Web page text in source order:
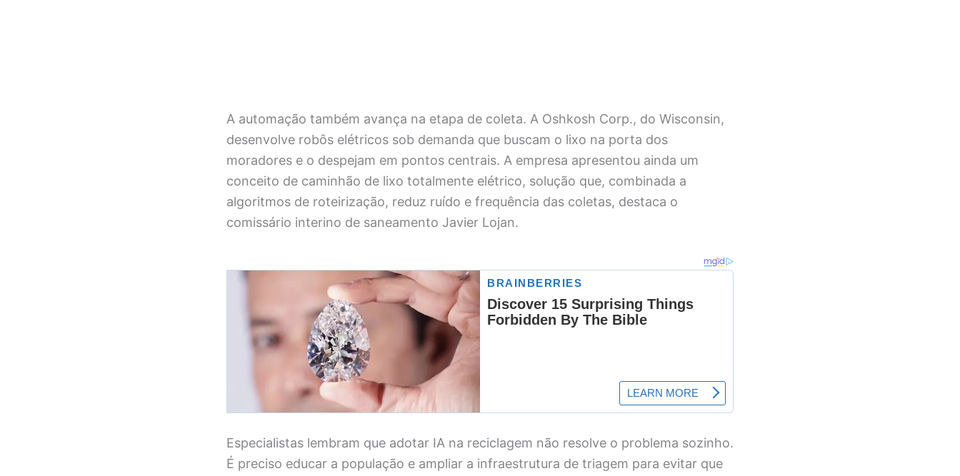
A automação também avança na etapa de coleta. A Oshkosh Corp., do Wisconsin,
desenvolve robôs elétricos sob demanda que buscam o lixo na porta dos
moradores e o despejam em pontos centrais. A empresa apresentou ainda um
conceito de caminhão de lixo totalmente elétrico, solução que, combinada a
algoritmos de roteirização, reduz ruído e frequência das coletas, destaca o
comissário interino de saneamento Javier Lojan.
Especialistas lembram que adotar IA na reciclagem não resolve o problema sozinho.
É preciso educar a população e ampliar a infraestrutura de triagem para evitar que